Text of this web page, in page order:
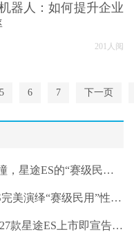
器人：如何提升企业
201人阅
5 6 7 下一页
从麋鹿83.1km/h到三车夹击对撞，星途ES的“赛级民用”不是营销话术
飞鱼底盘背后的功力，星途ES完美演绎“赛级民用”性能哲学
从同济校园到勒芒训练营，2027款星途ES上市即宣告中国性能豪华新力量